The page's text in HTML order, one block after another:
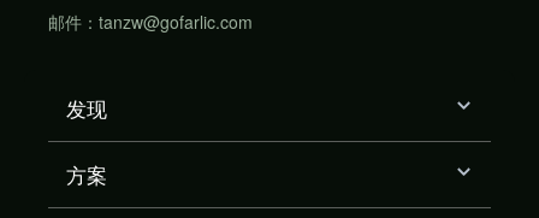
邮件：tanzw@gofarlic.com
发现
方案